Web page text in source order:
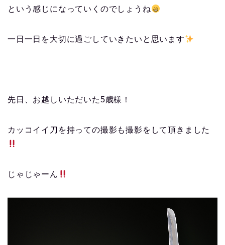
という感じになっていくのでしょうね
一日一日を大切に過ごしていきたいと思います
先日、お越しいただいた5歳様！
カッコイイ刀を持っての撮影も撮影をして頂きました
じゃじゃーん